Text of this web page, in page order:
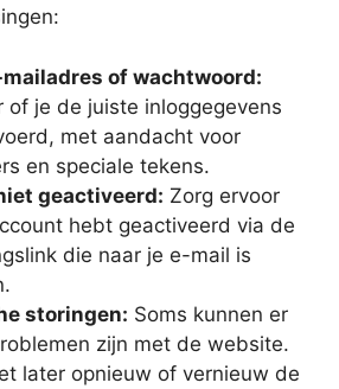
of wachtwoord:
of je de juiste inloggegevens
met aandacht voor
en speciale tekens.
geactiveerd: Zorg ervoor
hebt geactiveerd via de
die naar je e-mail is
storingen: Soms kunnen er
zijn met de website.
later opnieuw of vernieuw de